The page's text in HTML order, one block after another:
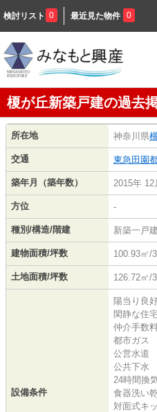
検討リスト 0 最近見た物件 0
榎が丘新築戸建の過去
所在地 神奈川県
交通 東急田園
築年月（築年数） 2015年 12
方位 -
種別/構造/階建 新築一戸
建物面積/坪数 100.93㎡/
土地面積/坪数 126.72㎡/
設備条件
陽当り良
閑静な住
仲介手数
都市ガス
公営水道
公共下水
24時間換
食器洗い
対面式キ